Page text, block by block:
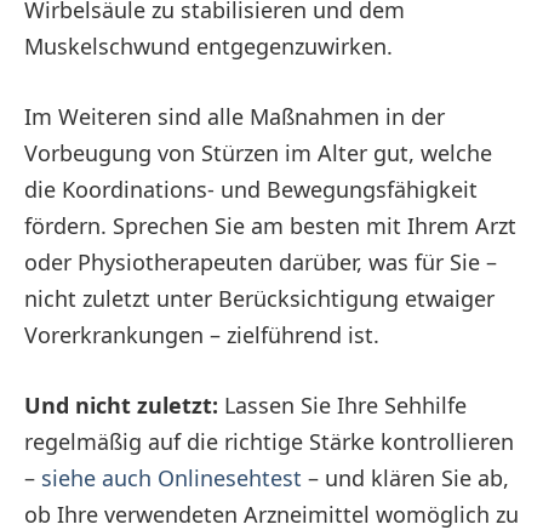
Wirbelsäule zu stabilisieren und dem
Muskelschwund entgegenzuwirken.
Im Weiteren sind alle Maßnahmen in der
Vorbeugung von Stürzen im Alter gut, welche
die Koordinations- und Bewegungsfähigkeit
fördern. Sprechen Sie am besten mit Ihrem Arzt
oder Physiotherapeuten darüber, was für Sie –
nicht zuletzt unter Berücksichtigung etwaiger
Vorerkrankungen – zielführend ist.
Und nicht zuletzt: Lassen Sie Ihre Sehhilfe
regelmäßig auf die richtige Stärke kontrollieren
– siehe auch Onlinesehtest – und klären Sie ab,
ob Ihre verwendeten Arzneimittel womöglich zu